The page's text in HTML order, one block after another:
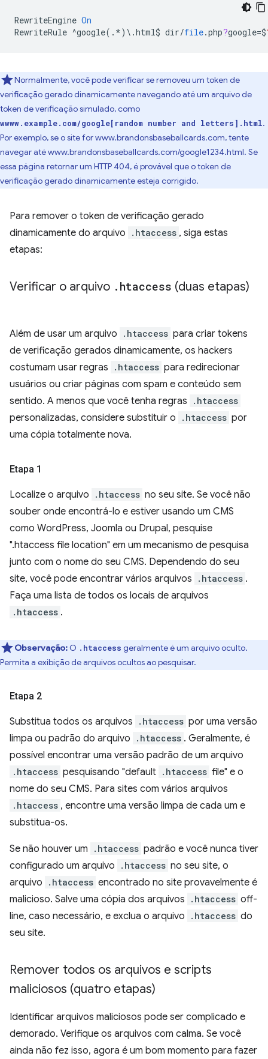
RewriteEngine On
RewriteRule ^google(. *) \ .html$ dir/file.php?google=$
Normalmente, você pode verificar se removeu um token de
verificação gerado dinamicamente navegando até um arquivo de
token de verificação simulado, como
wwww.example.com/google[random number and letters].html.
Por exemplo, se o site for www.brandonsbaseballcards.com, tente
navegar até www.brandonsbaseballcards.com/google1234.html. Se
essa página retornar um HTTP 404, é provável que o token de
verificação gerado dinamicamente esteja corrigido.
Para remover o token de verificação gerado
dinamicamente do arquivo
.htaccess , siga estas
etapas:
Verificar o arquivo . htaccess (duas etapas)
Além de usar um arquivo .htaccess para criar tokens
de verificação gerados dinamicamente, os hackers
costumam usar regras
.htaccess para redirecionar
usuários ou criar páginas com spam e conteúdo sem
sentido. A menos que você tenha regras
.htaccess
personalizadas, considere substituir o .htaccess por
uma cópia totalmente nova.
Etapa 1
Localize o arquivo .htaccess no seu site. Se você não
souber onde encontrá-lo e estiver usando um CMS
como WordPress, Joomla ou Drupal, pesquise
".htaccess file location" em um mecanismo de pesquisa
junto com o nome do seu CMS. Dependendo do seu
site, você pode encontrar vários arquivos
.htaccess .
Faça uma lista de todos os locais de arquivos
.htaccess .
Observação: O .htaccess geralmente é um arquivo oculto.
Permita a exibição de arquivos ocultos ao pesquisar.
Etapa 2
Substitua todos os arquivos .htaccess por uma versão
limpa ou padrão do arquivo
.htaccess . Geralmente, é
possível encontrar uma versão padrão de um arquivo
.htaccess pesquisando "default .htaccess file" e o
nome do seu CMS. Para sites com vários arquivos
.htaccess , encontre uma versão limpa de cada um e
substitua-os.
Se não houver um .htaccess padrão e você nunca tiver
configurado um arquivo
.htaccess no seu site, o
arquivo
.htaccess encontrado no site provavelmente é
malicioso. Salve uma cópia dos arquivos
.htaccess off-
line, caso necessário, e exclua o arquivo
.htaccess do
seu site.
Remover todos os arquivos e scripts
maliciosos (quatro etapas)
Identificar arquivos maliciosos pode ser complicado e
demorado. Verifique os arquivos com calma. Se você
ainda não fez isso, agora é um bom momento para fazer